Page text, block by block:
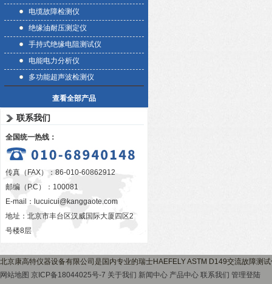
电缆故障检测仪
绝缘油耐压测定仪
手持式绝缘电阻测试仪
电能电力分析仪
多功能超声波检测仪
查看全部产品
联系我们
全国统一热线：
传真（FAX）：86-010-60862912
邮编（P.C）：100081
E-mail： lucuicui@kanggaote.com
地址：北京市丰台区汉威国际大厦四区2
号楼8层
北京康高特仪器设备有限公司是国内专业的瑞士HAEFELY ASTM D149交流故障测
网站地图 京ICP备18044025号-7 关于我们 新闻中心 产品中心 联系我们 管理登陆